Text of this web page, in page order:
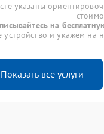
указаны
на
и укажем на
Показать все услуги